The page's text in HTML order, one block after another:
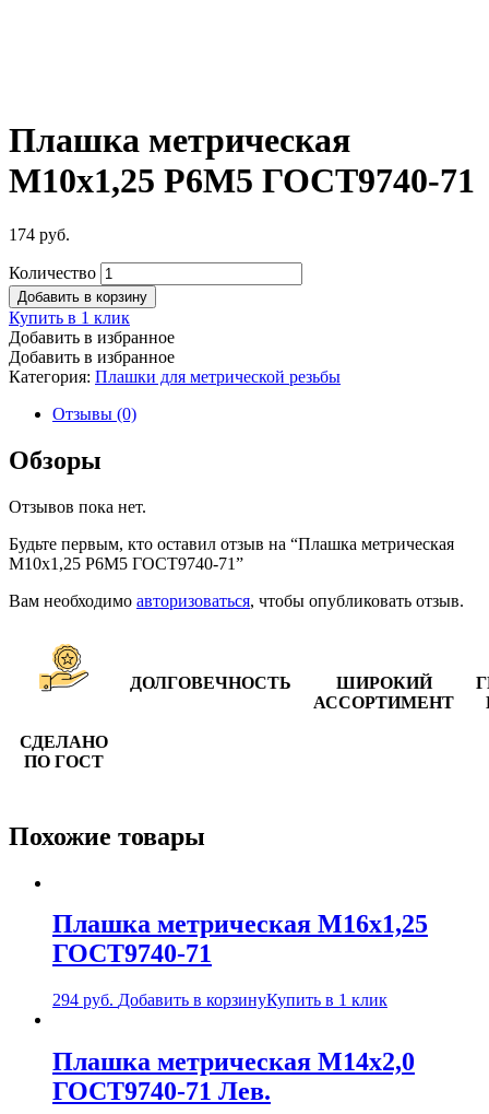
Плашка метрическая
М10х1,25 Р6М5 ГОСТ9740-71
174 руб.
Количество
Добавить в корзину
Купить в 1 клик
Добавить в избранное
Добавить в избранное
Категория: Плашки для метрической резьбы
Отзывы (0)
Обзоры
Отзывов пока нет.
Будьте первым, кто оставил отзыв на “Плашка метрическая
М10х1,25 Р6М5 ГОСТ9740-71”
Вам необходимо авторизоваться, чтобы опубликовать отзыв.
СДЕЛАНО
ПО ГОСТ
ДОЛГОВЕЧНОСТЬ
ШИРОКИЙ
АССОРТИМЕНТ
Похожие товары
Плашка метрическая М16х1,25
ГОСТ9740-71
294 руб. Добавить в корзинуКупить в 1 клик
Плашка метрическая М14х2,0
ГОСТ9740-71 Лев.